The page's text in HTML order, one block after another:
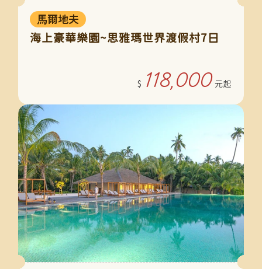
海上豪華樂園~思雅瑪世界渡假村7日
馬爾地夫
118,000